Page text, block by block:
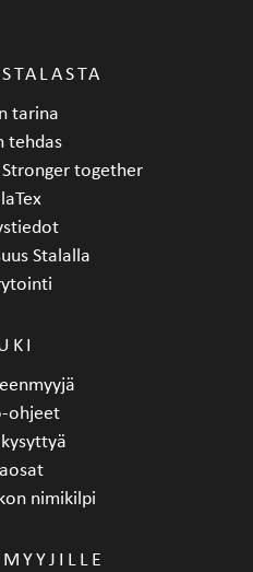
tarina
tehdas
together
Stalalla
ohjeet
nimikilpi